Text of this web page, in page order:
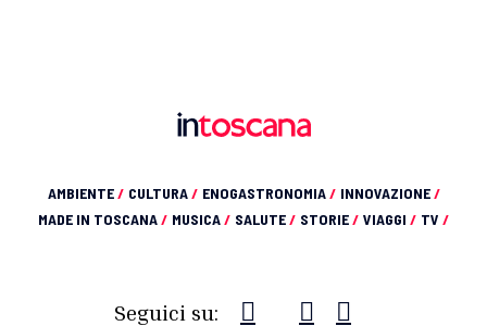
AMBIENTE/ CULTURA/ ENOGASTRONOMIA/ INNOVAZIONE/
MADE IN TOSCANA/ MUSICA/ SALUTE/ STORIE/ VIAGGI / TV /
Seguici su: